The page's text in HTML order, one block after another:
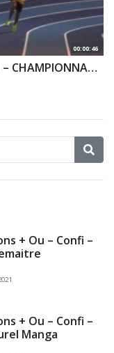
00:00:46
200M – GROUPE B – FINALE 2 – JESM – CHAMPIONNAT 92 & 78 INDOOR 02/12/2018 – EAUBONNE
+ Ou – Confi –
+ Ou – Confi –
Manga